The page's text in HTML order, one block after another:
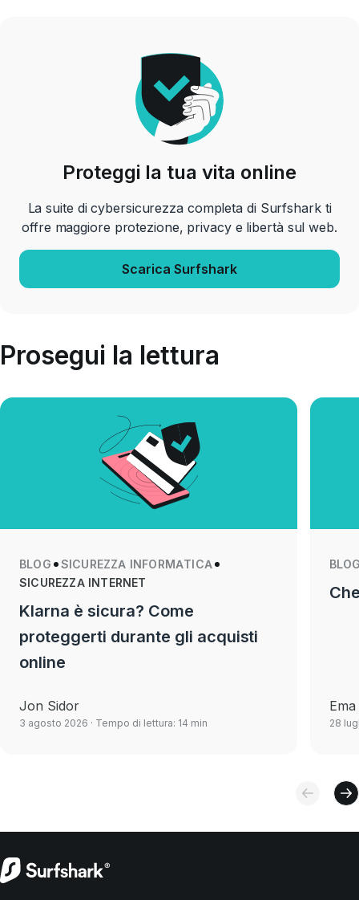
Proteggi la tua vita online
La suite di cybersicurezza completa di Surfshark ti
offre maggiore protezione, privacy e libertà sul web.
Scarica Surfshark
Prosegui la lettura
BLOG
SICUREZZA INFORMATICA
SICUREZZA INTERNET
Klarna è sicura? Come
proteggerti durante gli acquisti
online
Jon Sidor
3 agosto 2026 · Tempo di lettura: 14 min 28